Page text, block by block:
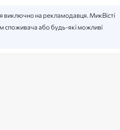
виключно на рекламодавця. МикВісті
споживача або будь-які можливі